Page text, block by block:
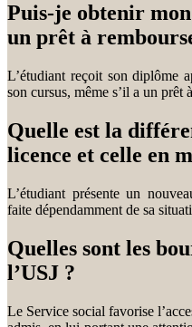
Puis-je obtenir
un prêt à
L’étudiant reçoit son diplôme
son cursus, même s’il a un prêt
Quelle est la
licence et celle en
L’étudiant présente un
faite dépendamment de sa
Quelles sont les
l’USJ ?
Le Service social favorise